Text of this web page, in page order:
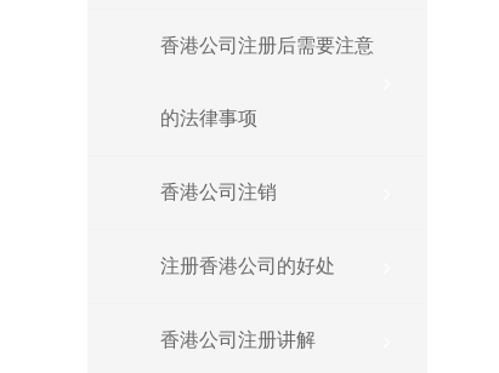
香港公司注册后需要注意
的法律事项
香港公司注销
注册香港公司的好处
香港公司注册讲解